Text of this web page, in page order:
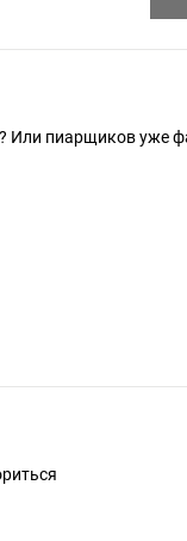
Или пиарщиков уже